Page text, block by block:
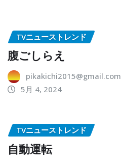
TVニューストレンド
腹ごしらえ
pikakichi2015@gmail.com
5月 4, 2024
TVニューストレンド
自動運転